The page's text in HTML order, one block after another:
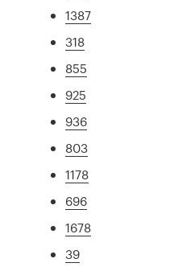
1387
318
855
925
936
803
1178
696
1678
39